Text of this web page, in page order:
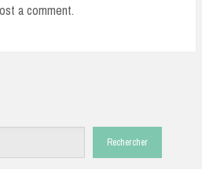
a comment.
Rechercher